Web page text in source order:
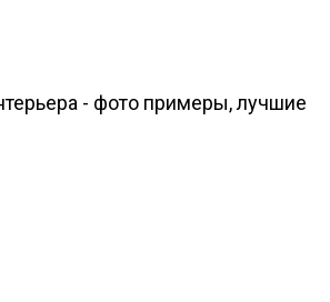
- фото примеры, лучшие